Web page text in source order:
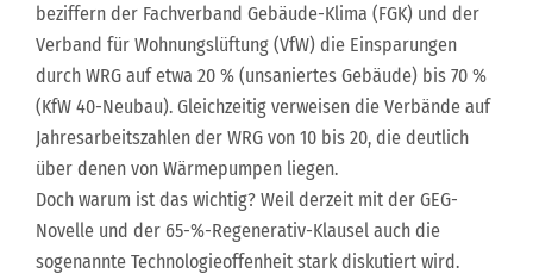
beziffern der Fachverband Gebäude-Klima (FGK) und der
Verband für Wohnungslüftung (VfW) die Einsparungen
durch WRG auf etwa 20 % (unsaniertes Gebäude) bis 70 %
(KfW 40-Neubau). Gleichzeitig verweisen die Verbände auf
Jahresarbeitszahlen der WRG von 10 bis 20, die deutlich
über denen von Wärmepumpen liegen.
Doch warum ist das wichtig? Weil derzeit mit der GEG-
Novelle und der 65-%-Regenerativ-Klausel auch die
sogenannte Technologieoffenheit stark diskutiert wird.